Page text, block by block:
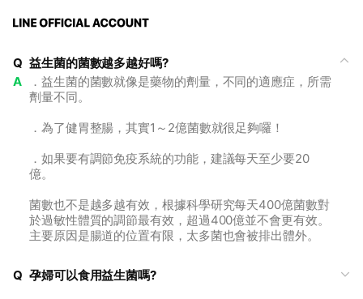
Q 益生菌的菌數越多越好嗎?
A
．益生菌的菌數就像是藥物的劑量，不同的適應症，所需
劑量不同。
．為了健胃整腸，其實1～2億菌數就很足夠囉！
．如果要有調節免疫系統的功能，建議每天至少要20
億。
菌數也不是越多越有效，根據科學研究每天400億菌數對
於過敏性體質的調節最有效，超過400億並不會更有效。
主要原因是腸道的位置有限，太多菌也會被排出體外。
Q 孕婦可以食用益生菌嗎?